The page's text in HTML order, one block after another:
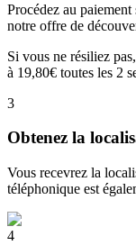
Procédez au
notre offre de
Si vous ne résiliez
à 19,80€ toutes les 2
3
Obtenez la
Vous recevrez la
téléphonique est
4